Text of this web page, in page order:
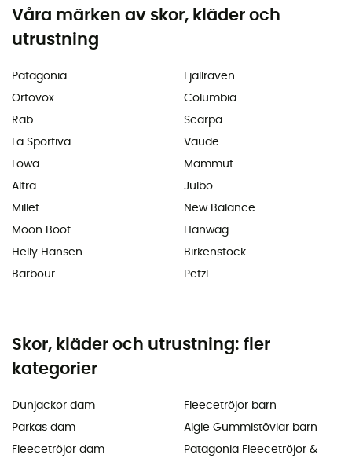
Våra märken av skor, kläder och
utrustning
Patagonia
Ortovox
Rab
La Sportiva
Lowa
Altra
Millet
Moon Boot
Helly Hansen
Barbour
Fjällräven
Columbia
Scarpa
Vaude
Mammut
Julbo
New Balance
Hanwag
Birkenstock
Petzl
Skor, kläder och utrustning: fler
kategorier
Dunjackor dam
Parkas dam
Fleecetröjor dam
Fleecetröjor barn
Aigle Gummistövlar barn
Patagonia Fleecetröjor &